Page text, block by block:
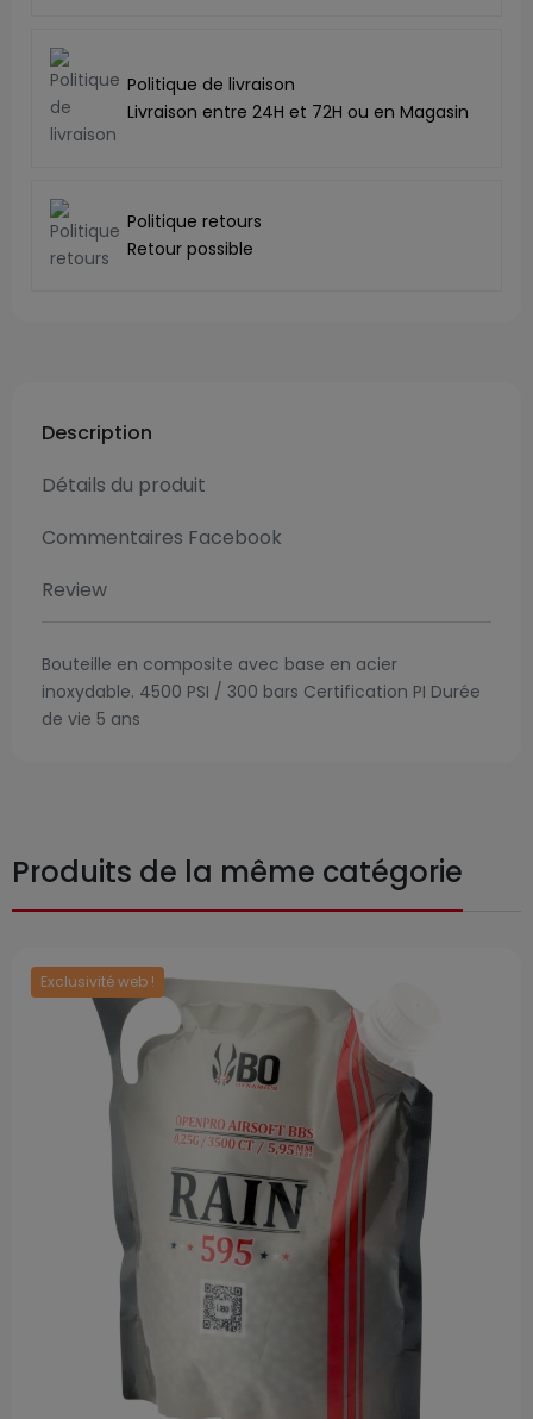
Politique de livraison
Livraison entre 24H et 72H ou en Magasin
Politique retours
Retour possible
Description
Détails du produit
Commentaires Facebook
Review
Bouteille en composite avec base en acier
inoxydable. 4500 PSI / 300 bars Certification PI Durée
de vie 5 ans
Produits de la même catégorie
Exclusivité web !